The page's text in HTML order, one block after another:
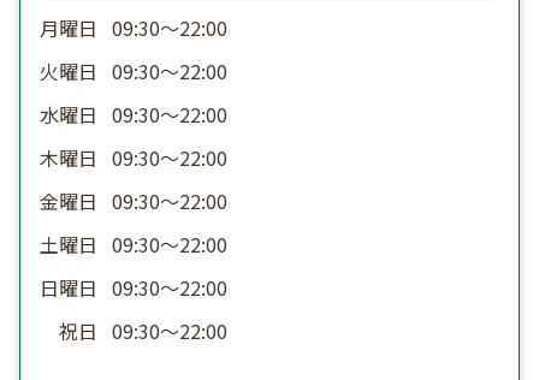
月曜日 09:30〜22:00
火曜日 09:30〜22:00
水曜日 09:30〜22:00
木曜日 09:30〜22:00
金曜日 09:30〜22:00
土曜日 09:30〜22:00
日曜日 09:30〜22:00
祝日 09:30〜22:00